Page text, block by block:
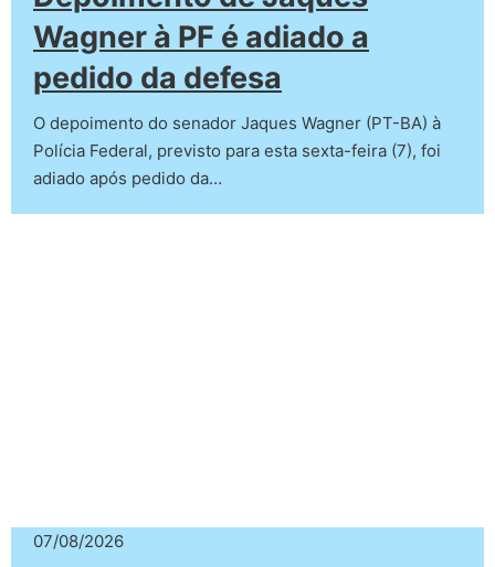
Wagner à PF é adiado a
pedido da defesa
O depoimento do senador Jaques Wagner (PT-BA) à
Polícia Federal, previsto para esta sexta-feira (7), foi
adiado após pedido da…
07/08/2026